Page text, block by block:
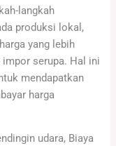
langkah
produksi lokal,
yang lebih
serupa. Hal ini
mendapatkan
harga
udara, Biaya